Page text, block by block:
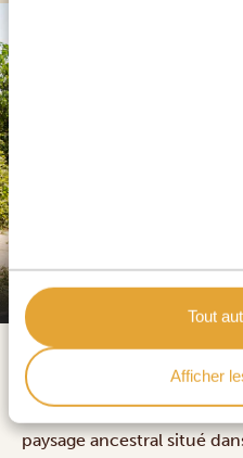
Tout
Afficher
Savuti est l'une des régions
extraordinaires et
paysage ancestral situé